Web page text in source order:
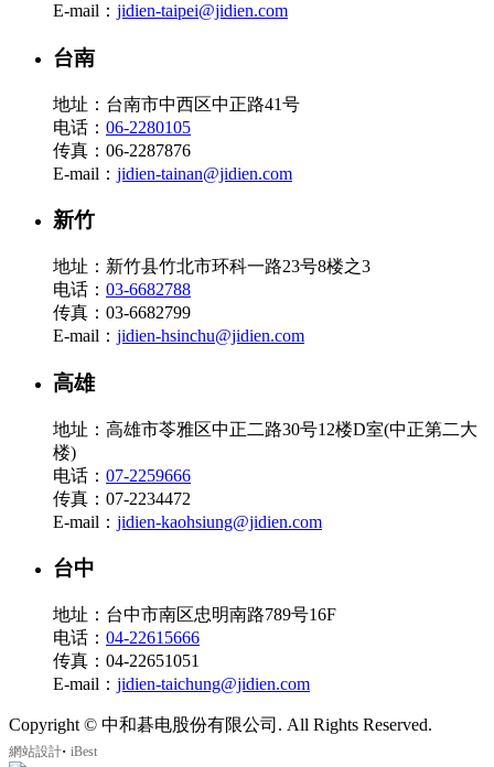
E-mail： jidien-taipei@jidien.com
台南
地址：台南市中西区中正路41号
电话： 06-2280105
传真：06-2287876
E-mail： jidien-tainan@jidien.com
新竹
地址：新竹县竹北市环科一路23号8楼之3
电话： 03-6682788
传真：03-6682799
E-mail： jidien-hsinchu@jidien.com
高雄
地址：高雄市苓雅区中正二路30号12楼D室(中正第二大
楼)
电话： 07-2259666
传真：07-2234472
E-mail： jidien-kaohsiung@jidien.com
台中
地址：台中市南区忠明南路789号16F
电话： 04-22615666
传真：04-22651051
E-mail： jidien-taichung@jidien.com
Copyright © 中和碁电股份有限公司. All Rights Reserved.
網站設計‧ iBest